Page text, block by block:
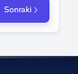
Sonraki